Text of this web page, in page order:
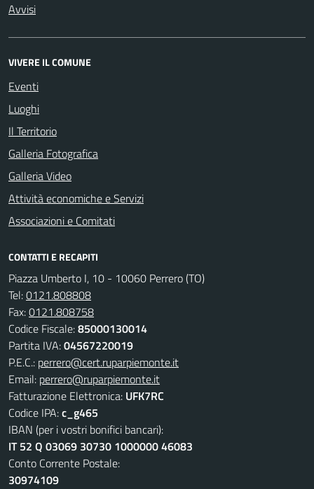
Avvisi
VIVERE IL COMUNE
Eventi
Luoghi
Il Territorio
Galleria Fotografica
Galleria Video
Attività economiche e Servizi
Associazioni e Comitati
CONTATTI E RECAPITI
Piazza Umberto I, 10 - 10060 Perrero (TO)
Tel:0121.808808
Fax:0121.808758
Codice Fiscale:85000130014
Partita IVA:04567220019
P.E.C.: perrero@cert.ruparpiemonte.it
Email: perrero@ruparpiemonte.it
Fatturazione Elettronica: UFK7RC
Codice IPA:c_g465
IBAN (per i vostri bonifici bancari):
IT 52 Q 03069 30730 1000000 46083
Conto Corrente Postale:
30974109